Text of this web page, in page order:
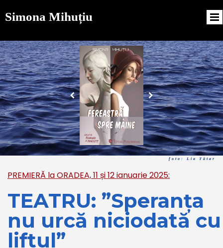
Simona Mihuțiu
foto: Lia Tătar
PREMIERĂ la ORADEA, 11 și 12 ianuarie 2025:
TEATRU: ”Speranța
nu urcă niciodată cu
liftul”